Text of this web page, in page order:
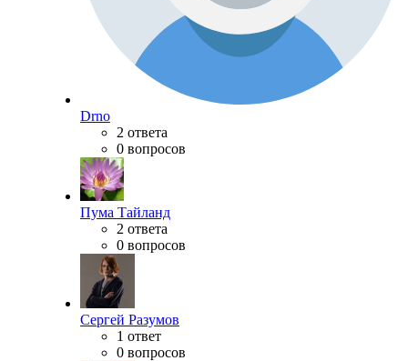
Drno
2 ответа
0 вопросов
Пума Тайланд
2 ответа
0 вопросов
Сергей Разумов
1 ответ
0 вопросов